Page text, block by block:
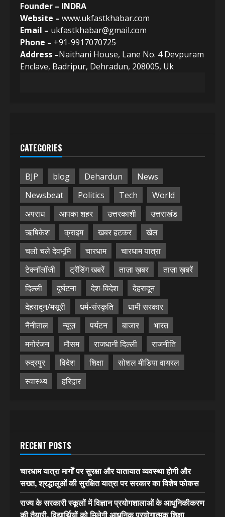
Founder – INDRA
Website – www.ukfastkhabar.com
Email – ukfastkhabar@gmail.com
Phone – +91-9917070725
Address –Naithani House, Lane No. 4 Devpuram
Enclave, Badripur, Dehradun, 208005, Uk
CATEGORIES
BJP blog Dehardun
News
Newsbeat
Politics Tech
World
अपराध
आपका शहर उत्तरकाशी
उत्तराखंड
ऋषिकेश
क्राइम खबर हटकर
खेल
चलो चले देवभूमि
चारधाम
चारधाम यात्रा
टेक्नॉलॉजी
ट्रेंडिंग खबरें ताज़ा ख़बर
ताज़ा ख़बरें
दिल्ली
दुर्घटना देश-विदेश
देहरादून
देहरादून/मसूरी
धर्म-संस्कृति
धामी सरकार
नैनीताल
न्यूज़ पर्यटन बाजार
भारत
मनोरंजन
मौसम राजधानी दिल्ली
राजनीति
रुद्रपुर
विदेश शिक्षा
सोशल मीडिया वायरल
स्वास्थ्य
हरिद्वार
RECENT POSTS
चारधाम यात्रा मार्गों पर सुरक्षा और यातायात व्यवस्था होगी और
सख्त, श्रद्धालुओं की सुरक्षित यात्रा पर सरकार का विशेष फोकस
राज्य के सरकारी स्कूलों में विज्ञान प्रयोगशालाओं के आधुनिकीकरण